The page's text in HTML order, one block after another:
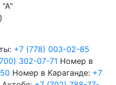
"А"
+7 (778) 003-02-85
302-07-71 Номер в
Номер в Караганде: +7